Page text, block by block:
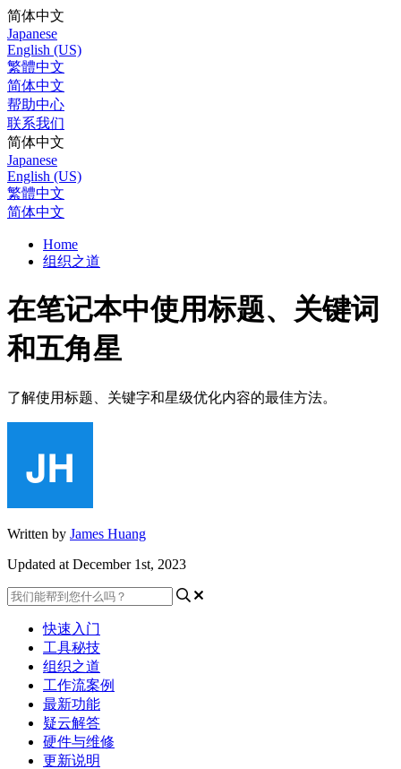
简体中文
Japanese
English (US)
繁體中文
简体中文
帮助中心
联系我们
简体中文
Japanese
English (US)
繁體中文
简体中文
Home
组织之道
在笔记本中使用标题、关键词
和五角星
了解使用标题、关键字和星级优化内容的最佳方法。
Written by James Huang
Updated at December 1st, 2023
快速入门
工具秘技
组织之道
工作流案例
最新功能
疑云解答
硬件与维修
更新说明